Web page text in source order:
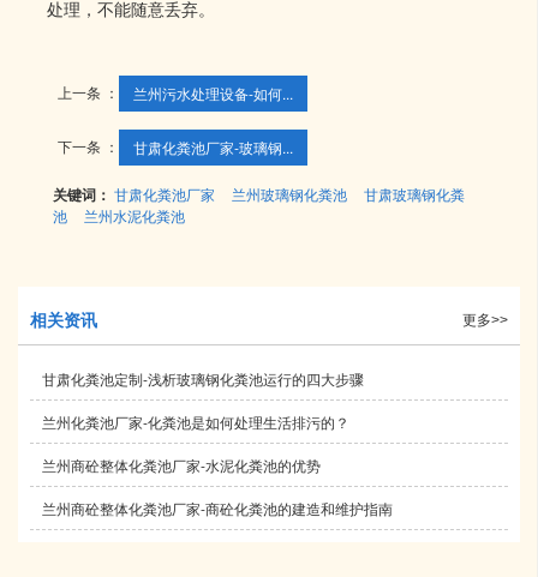
处理，不能随意丢弃。
上一条 ： 兰州污水处理设备​-如何...
下一条 ： 甘肃化粪池厂家​-玻璃钢...
关键词：甘肃化粪池厂家 兰州玻璃钢化粪池
甘肃玻璃钢化粪
池
兰州水泥化粪池
相关资讯 更多>>
甘肃化粪池定制-浅析玻璃钢化粪池运行的四大步骤
兰州化粪池厂家-化粪池是如何处理生活排污的？
兰州商砼整体化粪池厂家-水泥化粪池的优势
兰州商砼整体化粪池厂家​-商砼化粪池的建造和维护指南